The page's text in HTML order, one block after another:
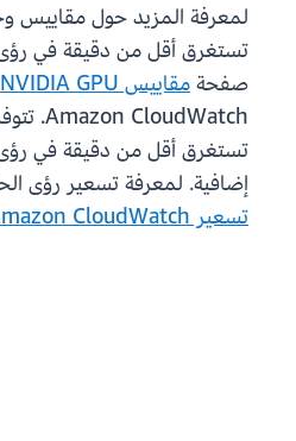
لمعرفة المزيد حول مقاييس
تستغرق أقل من دقيقة في رؤى
صفحةمقاييس NVIDIA GPU
تستغرق أقل من دقيقة في رؤى
إضافية. لمعرفة تسعير رؤى
تسعير Amazon CloudWatch